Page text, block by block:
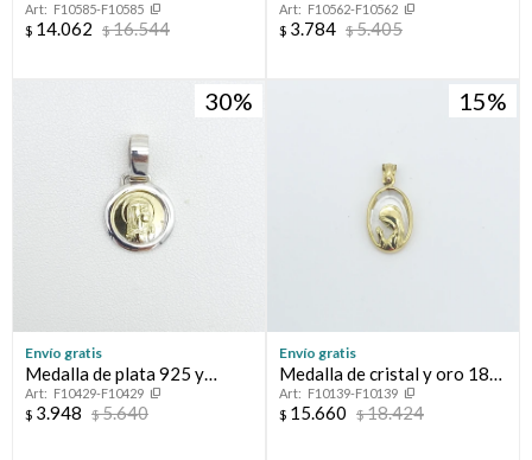
cristal, ANGEL SAN RAFAEL.
F10585-F10585
$ 14.062 $16.544
VIRGEN DE LOS 33.
F10562-F10562
$ 3.784 $5.405
30
Envío gratis
Medalla de plata 925 y
double en oro 18 ktes,
VIRGEN NIÑA.
F10429-F10429
$ 3.948 $5.640
15
Envío gratis
Medalla de cristal y oro 18
ktes, VIRGEN NIÑA.
F10139-F10139
$ 15.660 $18.424